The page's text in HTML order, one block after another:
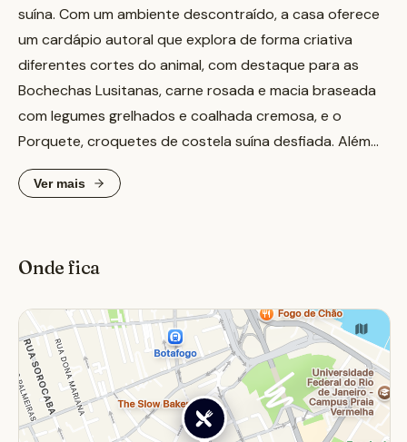
suína. Com um ambiente descontraído, a casa oferece
um cardápio autoral que explora de forma criativa
diferentes cortes do animal, com destaque para as
Bochechas Lusitanas, carne rosada e macia braseada
com legumes grelhados e coalhada cremosa, e o
Porquete, croquetes de costela suína desfiada. Além
das delícias suínas, o bar também oferece cervejas
artesanais e drinques autorais para acompanhar a
busca uma experiência gastronômica inusitada e
Ver mais
Onde fica